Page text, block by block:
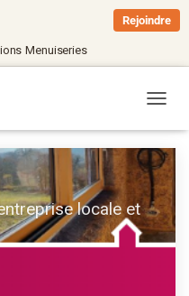
Menuiseries
Rejoindre
locale et